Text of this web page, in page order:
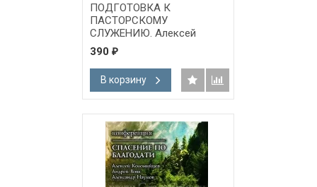
ПОДГОТОВКА К
ПАСТОРСКОМУ
СЛУЖЕНИЮ. Алексей
Коломийцев - 4 DVD
390 ₽
В корзину